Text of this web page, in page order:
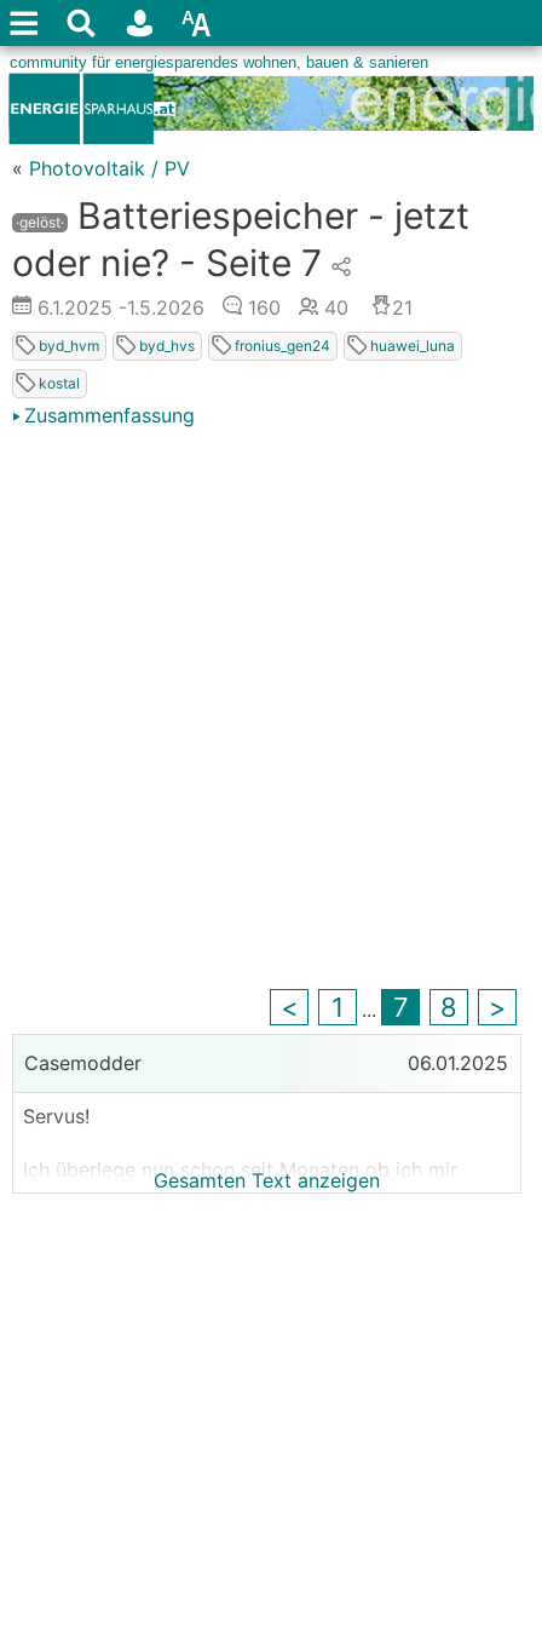
« Photovoltaik / PV
·gelöst·
Batteriespeicher - jetzt
oder nie? - Seite 7
6.1.2025 -1.5.2026 160 40 21
byd_hvm byd_hvs fronius_gen24 huawei_luna
kostal
Zusammenfassung
< 1 ... 7 8 >
Casemodder 06.01.2025
Servus!
Ich überlege nun schon seit Monaten ob ich mir
einen Speicher anschaffen soll. SpeicherfähigenWR
Gesamten Text anzeigen